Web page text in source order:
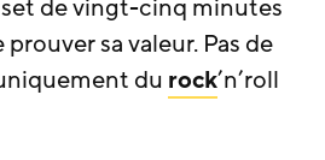
de vingt-cinq minutes
sa valeur. Pas de
du rock’n’roll